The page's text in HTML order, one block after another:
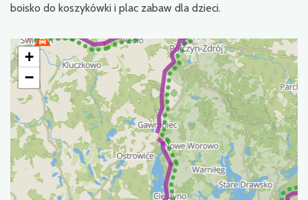
boisko do koszykówki i plac zabaw dla dzieci.
+
−